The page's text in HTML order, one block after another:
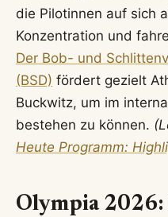
die Pilotinnen auf sich
Konzentration und
Der Bob- und
(BSD) fördert gezielt
Buckwitz, um im
bestehen zu können.
Heute Programm:
Olympia